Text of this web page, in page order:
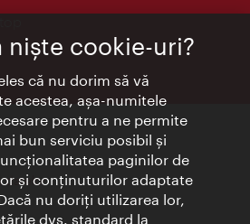
datelor
nişte cookie-uri?
că nu dorim să vă
acestea, aşa-numitele
pentru a ne permite
bun serviciu posibil şi
paginilor de
şi conţinuturilor adaptate
nu doriţi utilizarea lor,
dvs. standard la